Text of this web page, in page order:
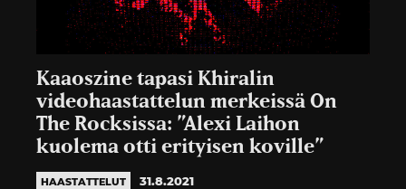
Kaaoszine tapasi Khiralin
videohaastattelun merkeissä On
The Rocksissa: ”Alexi Laihon
kuolema otti erityisen koville”
HAASTATTELUT 31.8.2021